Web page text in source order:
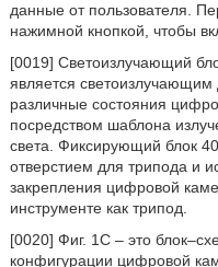
данные от пользователя.
нажимной кнопкой, чтобы
[0019] Светоизлучающий
является
различные состояния
посредством шаблона
света. Фиксирующий блок
отверстием для трипода и
закрепления цифровой
инструменте как трипод.
[0020] Фиг. 1C – это
конфигурации цифровой